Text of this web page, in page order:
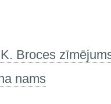
Broces
nams